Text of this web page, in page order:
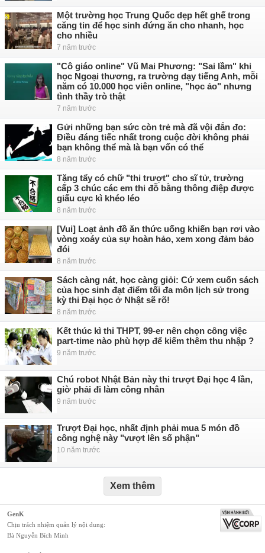
Một trường học Trung Quốc dẹp hết ghế trong
căng tin để học sinh đứng ăn cho nhanh, học
cho nhiều
7 năm trước
"Cô giáo online" Vũ Mai Phương: "Sai lầm" khi
học Ngoại thương, ra trường dạy tiếng Anh, mỗi
năm có 10.000 học viên online, "học ảo" nhưng
tình thầy trò thật
7 năm trước
Gửi những bạn sức còn trẻ mà đã vội đắn đo:
Điều đáng tiếc nhất trong cuộc đời không phải
bạn không thể mà là bạn vốn có thể
8 năm trước
Tặng tẩy có chữ "thi trượt" cho sĩ tử, trường
cấp 3 chúc các em thi đỗ bằng thông điệp được
giấu cực kì khéo léo
8 năm trước
[Vui] Loạt ảnh đồ ăn thức uống khiến bạn rơi vào
vòng xoáy của sự hoàn hảo, xem xong đảm bảo
đói
8 năm trước
Sách càng nát, học càng giỏi: Cứ xem cuốn sách
của học sinh đạt điểm tối đa môn lịch sử trong
kỳ thi Đại học ở Nhật sẽ rõ!
8 năm trước
Kết thúc kì thi THPT, 99-er nên chọn công việc
part-time nào phù hợp để kiếm thêm thu nhập ?
9 năm trước
Chú robot Nhật Bản này thi trượt Đại học 4 lần,
giờ phải đi làm công nhân
9 năm trước
Trượt Đại học, nhất định phải mua 5 món đồ
công nghệ này "vượt lên số phận"
10 năm trước
Xem thêm
GenK
Chịu trách nhiệm quản lý nội dung:
Bà Nguyễn Bích Minh